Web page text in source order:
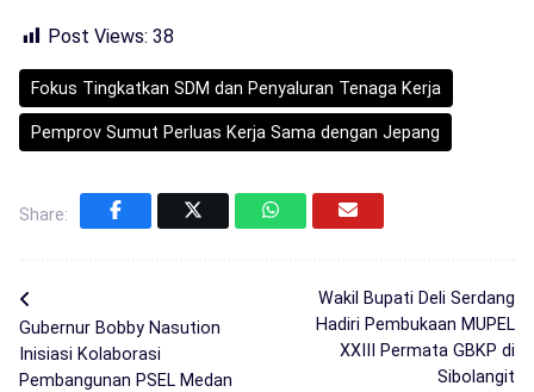
Post Views: 38
Fokus Tingkatkan SDM dan Penyaluran Tenaga Kerja
Pemprov Sumut Perluas Kerja Sama dengan Jepang
Share:
Gubernur Bobby Nasution
Inisiasi Kolaborasi
Pembangunan PSEL Medan
Wakil Bupati Deli Serdang
Hadiri Pembukaan MUPEL
XXIII Permata GBKP di
Sibolangit